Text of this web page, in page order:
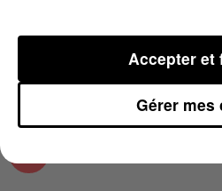
L'AGENDA DE
Gérer mes
Accepter et